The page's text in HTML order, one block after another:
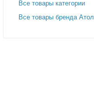
Все товары категории
Все товары бренда Атол